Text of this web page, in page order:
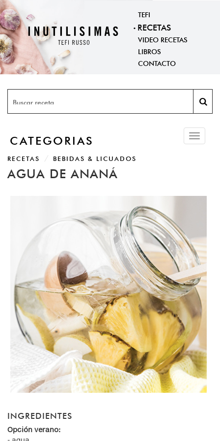
TEFI
RECETAS
VIDEO RECETAS
LIBROS
CONTACTO
Toggle
CATEGORIAS
RECETAS BEBIDAS & LICUADOS
AGUA DE ANANÁ
INGREDIENTES
Opción verano: